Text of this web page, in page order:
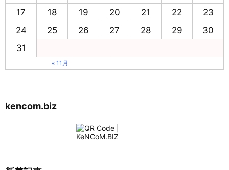
17
18 19 20 21 22
23
24
25 26 27 28 29
30
31
« 11月
kencom.biz